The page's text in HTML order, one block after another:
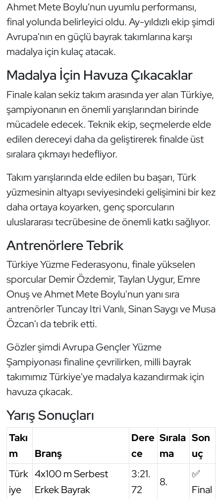
Ahmet Mete Boylu'nun uyumlu performansı,
final yolunda belirleyici oldu. Ay-yıldızlı ekip şimdi
Avrupa'nın en güçlü bayrak takımlarına karşı
madalya için kulaç atacak.
Madalya İçin Havuza Çıkacaklar
Finale kalan sekiz takım arasında yer alan Türkiye,
şampiyonanın en önemli yarışlarından birinde
mücadele edecek. Teknik ekip, seçmelerde elde
edilen dereceyi daha da geliştirerek finalde üst
sıralara çıkmayı hedefliyor.
Takım yarışlarında elde edilen bu başarı, Türk
yüzmesinin altyapı seviyesindeki gelişimini bir kez
daha ortaya koyarken, genç sporcuların
uluslararası tecrübesine de önemli katkı sağlıyor.
Antrenörlere Tebrik
Türkiye Yüzme Federasyonu, finale yükselen
sporcular Demir Özdemir, Taylan Uygur, Emre
Onuş ve Ahmet Mete Boylu'nun yanı sıra
antrenörler Tuncay Itri Vanlı, Sinan Saygı ve Musa
Özcan'ı da tebrik etti.
Gözler şimdi Avrupa Gençler Yüzme
Şampiyonası finaline çevrilirken, milli bayrak
takımımız Türkiye'ye madalya kazandırmak için
havuza çıkacak.
Yarış Sonuçları
Takı
m
Branş
Dere
ce
Sırala
ma
Son
uç
Türk
iye
4x100 m Serbest
Erkek Bayrak
3:21.
72
8.
✅
Final
Karate
Kayak
Kick Boks
Kürek
Masa Tenisi
Motor Sporları
Muay Thai
Okçuluk
Optimist
Oryantiring
Özel Sporcular
Paralimpik
Ragbi
Satranç
Su Topu
Sualtı Sporları
Tekvando
Tenis